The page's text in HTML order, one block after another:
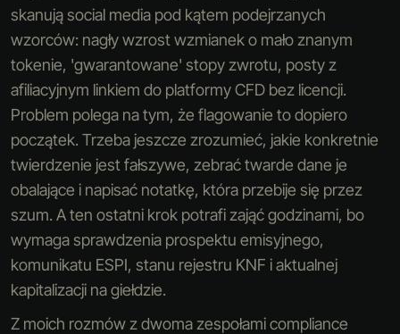
skanują social media pod kątem podejrzanych
wzorców: nagły wzrost wzmianek o mało znanym
tokenie, 'gwarantowane' stopy zwrotu, posty z
afiliacyjnym linkiem do platformy CFD bez licencji.
Problem polega na tym, że flagowanie to dopiero
początek. Trzeba jeszcze zrozumieć, jakie konkretnie
twierdzenie jest fałszywe, zebrać twarde dane je
obalające i napisać notatkę, która przebije się przez
szum. A ten ostatni krok potrafi zająć godzinami, bo
wymaga sprawdzenia prospektu emisyjnego,
komunikatu ESPI, stanu rejestru KNF i aktualnej
kapitalizacji na giełdzie.
Z moich rozmów z dwoma zespołami compliance